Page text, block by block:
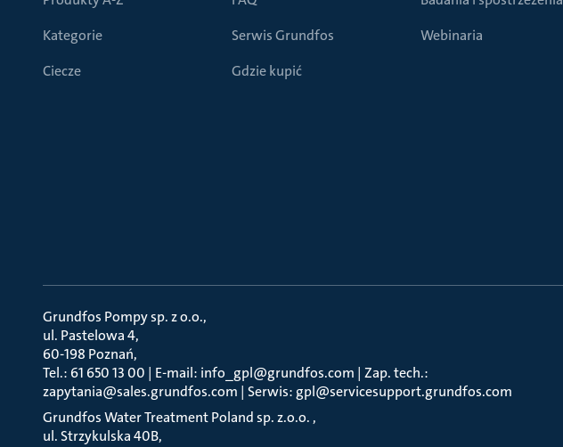
Kategorie
Ciecze
Serwis Grundfos
Gdzie kupić
Webinaria
Grundfos Pompy sp. z o.o.
ul. Pastelowa 4
60-198 Poznań
Tel.: 61 650 13 00 | E-mail: info_gpl@grundfos.com | Zap. tech.:
zapytania@sales.grundfos.com | Serwis: gpl@servicesupport.grundfos.com
Grundfos Water Treatment Poland sp. z.o.o.
ul. Strzykulska 40B